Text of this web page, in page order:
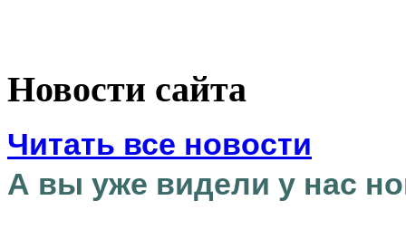
Новости сайта
Читать все новости
А вы уже видели у нас